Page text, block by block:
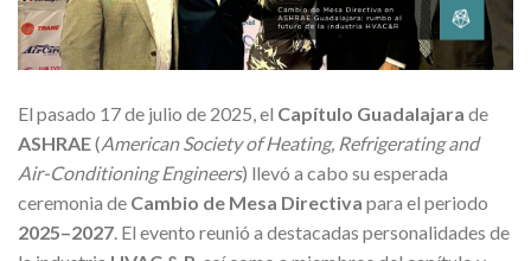
El pasado 17 de julio de 2025, el Capítulo Guadalajara de
ASHRAE(American Society of Heating, Refrigerating and
Air-Conditioning Engineers) llevó a cabo su esperada
ceremonia de Cambio de Mesa Directiva para el periodo
2025–2027 . El evento reunió a destacadas personalidades de